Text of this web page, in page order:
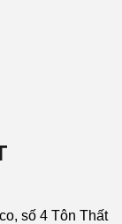
số 4 Tôn Thất